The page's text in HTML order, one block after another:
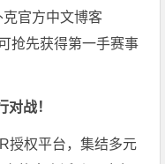
官方中文博客
抢先获得第一手赛事
对战！
授权平台，集结多元